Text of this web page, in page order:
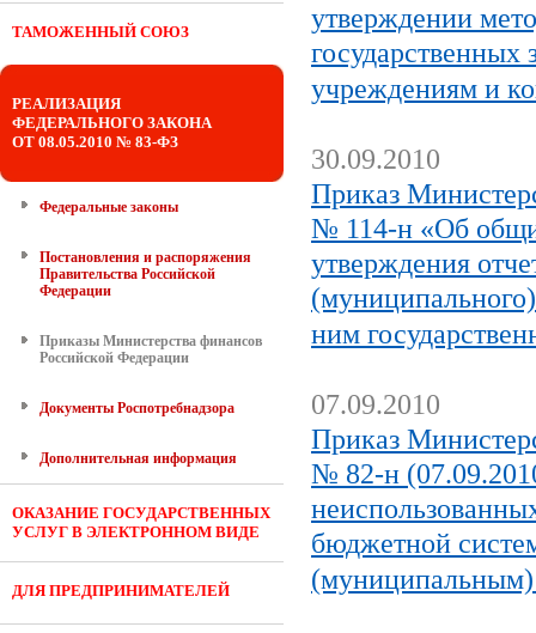
ТАМОЖЕННЫЙ СОЮЗ
РЕАЛИЗАЦИЯ
ФЕДЕРАЛЬНОГО ЗАКОНА
ОТ 08.05.2010 № 83-ФЗ
Федеральные законы
Постановления и распоряжения
Правительства Российской
Федерации
Приказы Министерства финансов
Российской Федерации
Документы Роспотребнадзора
Дополнительная информация
ОКАЗАНИЕ ГОСУДАРСТВЕННЫХ
УСЛУГ В ЭЛЕКТРОННОМ ВИДЕ
ДЛЯ ПРЕДПРИНИМАТЕЛЕЙ
утверждении
учреждениям и
30.09.2010
Приказ
№ 114-н «Об
утверждения
ним
07.09.2010
Приказ
№ 82-н
бюджетной